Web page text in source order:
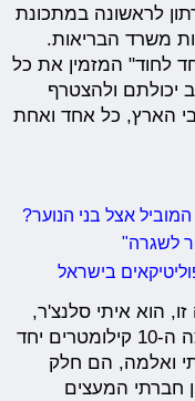
לראשונה במתכונת
משרד הבריאות.
לחוד" המזמין את כל
יכולתם ולהצטרף
הארץ, כל אחד ואחת
אצל בני הנוער?
לשגרה"
בישראל
הוא איתי סלנצ'ר,
בן 15 מרמת גן. איתי, רץ השנה במקצה ה-10 קילומטרים יחד
ואלמה, הם חלק
חברתי המעצים